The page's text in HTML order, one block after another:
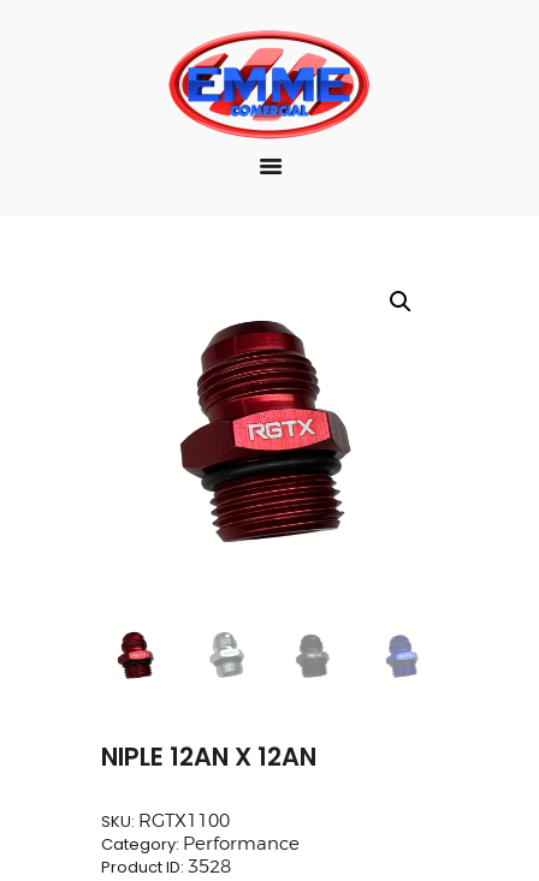
EMPRESA
MARCAS
PRODUTOS
NIPLE 12AN X 12AN
SKU: RGTX1100
Category: Performance
Product ID: 3528